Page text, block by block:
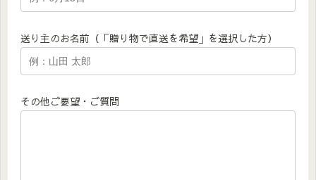
送り主のお名前（「贈り物で直送を希望」を選択した方）
その他ご要望・ご質問